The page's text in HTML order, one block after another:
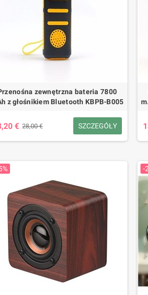
inteligentny zegarek
do uprawiani sportu i
SF-115 PLUS
Mini głośnik
zewnętrzna bateria 7800
z głośnikiem Bluetooth KBPB-B005
€ 28,00 € SZCZEGÓŁY
-